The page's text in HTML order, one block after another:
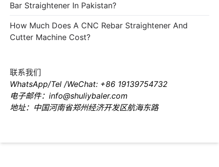
Bar Straightener In Pakistan?
How Much Does A CNC Rebar Straightener And
Cutter Machine Cost?
联系我们
WhatsApp/Tel /WeChat: +86 19139754732
电子邮件：info@shuliybaler.com
地址：中国河南省郑州经济开发区航海东路